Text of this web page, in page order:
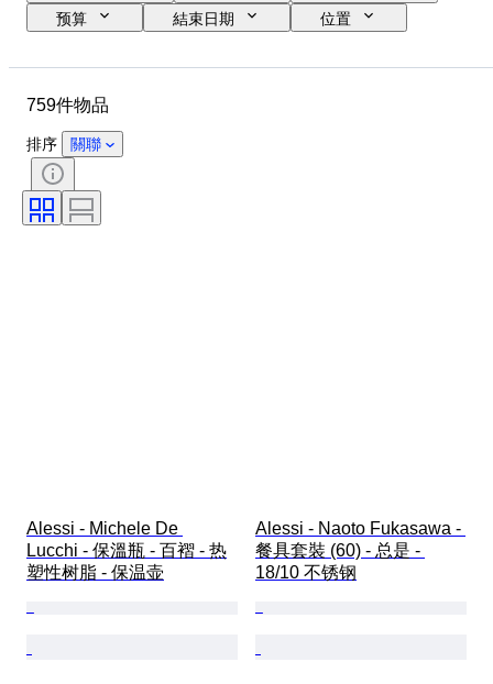
预算
結束日期
位置
性別
時期
技術
錶芯
藝術家
759件物品
排序 關聯
Alessi - Michele De
Lucchi - 保溫瓶 - 百褶 - 热
塑性树脂 - 保温壶
Alessi - Naoto Fukasawa -
餐具套裝 (60) - 总是 -
18/10 不锈钢